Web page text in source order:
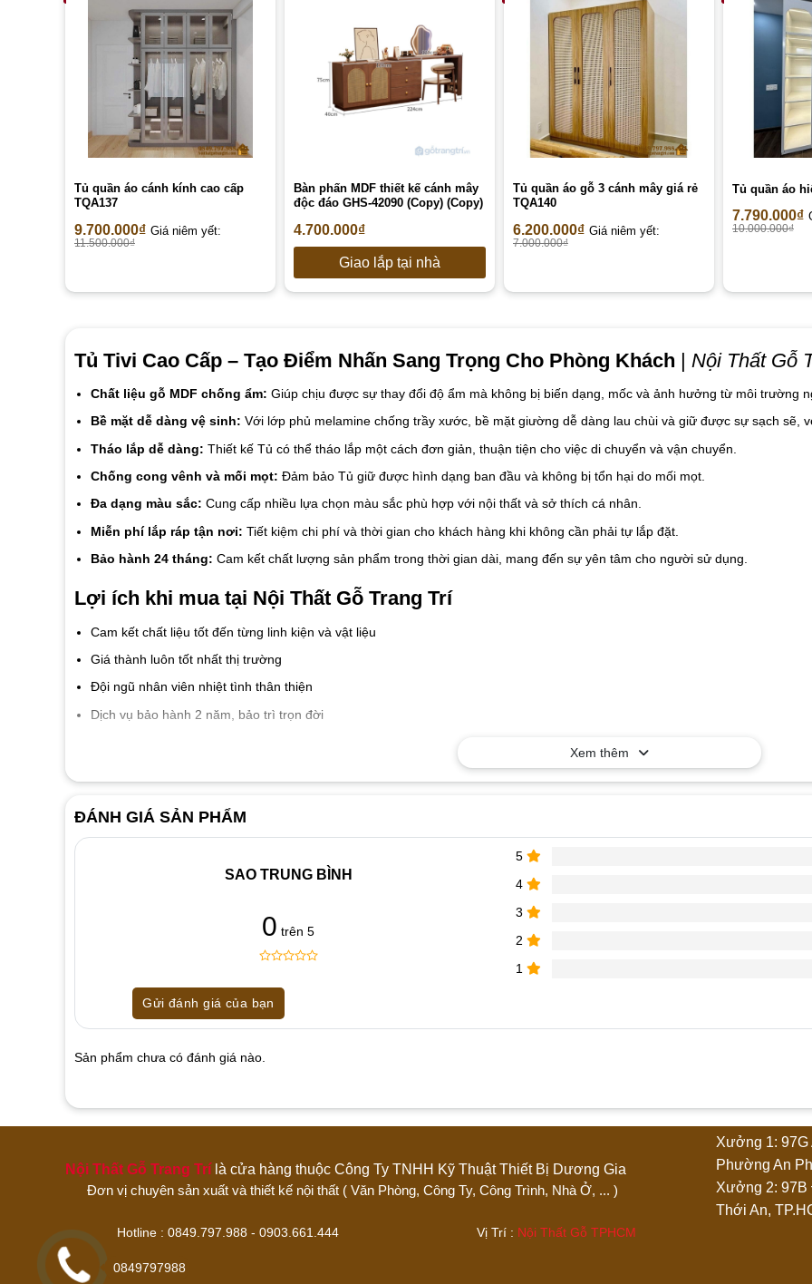
Tủ quần áo cánh kính cao cấp
TQA137
9.700.000₫ Giá niêm yết:
11.500.000₫
Bàn phấn MDF thiết kế cánh mây
độc đáo GHS-42090 (Copy) (Copy)
4.700.000₫
Giao lắp tại nhà
Tủ quần áo gỗ 3 cánh mây giá rẻ
TQA140
6.200.000₫ Giá niêm yết:
7.000.000₫
Tủ quần áo
7.790.000₫
10.000.000₫
Tủ Tivi Cao Cấp – Tạo Điểm Nhấn Sang Trọng Cho Phòng Khách | Nội Thất Gỗ
Chất liệu gỗ MDF chống ẩm: Giúp chịu được sự thay đổi độ ẩm mà không bị biến dạng, mốc và ảnh hưởng từ môi trường
Bề mặt dễ dàng vệ sinh: Với lớp phủ melamine chống trầy xước, bề mặt giường dễ dàng lau chùi và giữ được sự sạch sẽ,
Tháo lắp dễ dàng: Thiết kế Tủ có thể tháo lắp một cách đơn giản, thuận tiện cho việc di chuyển và vận chuyển.
Chống cong vênh và mối mọt: Đảm bảo Tủ giữ được hình dạng ban đầu và không bị tổn hại do mối mọt.
Đa dạng màu sắc: Cung cấp nhiều lựa chọn màu sắc phù hợp với nội thất và sở thích cá nhân.
Miễn phí lắp ráp tận nơi: Tiết kiệm chi phí và thời gian cho khách hàng khi không cần phải tự lắp đặt.
Bảo hành 24 tháng: Cam kết chất lượng sản phẩm trong thời gian dài, mang đến sự yên tâm cho người sử dụng.
Lợi ích khi mua tại Nội Thất Gỗ Trang Trí
Cam kết chất liệu tốt đến từng linh kiện và vật liệu
Giá thành luôn tốt nhất thị trường
Đội ngũ nhân viên nhiệt tình thân thiện
Dịch vụ bảo hành 2 năm, bảo trì trọn đời
Xem thêm
ĐÁNH GIÁ SẢN PHẨM
SAO TRUNG BÌNH
0 trên 5
out
of
based
ratings
5
4
3
2
1
Gửi đánh giá của bạn
Sản phẩm chưa có đánh giá nào.
Hãy là người đánh giá đầu tiên cho sản phẩm “Kệ Tivi Tối Giản – Gọn Gàng & Thanh Lịch”
Đánh giá của bạn
Nội Thất Gỗ Trang Trílà cửa hàng thuộc Công Ty TNHH Kỹ Thuật Thiết Bị Dương Gia
Đơn vị chuyên sản xuất và thiết kế nội thất ( Văn Phòng, Công Ty, Công Trình, Nhà Ở, ... )
Hotline : 0849.797.988 - 0903.661.444 Vị Trí : Nội Thất Gỗ TPHCM
Xưởng 1:
Phường An
Xưởng 2:
Thới An,
0849797988